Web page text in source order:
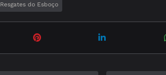
Resgates do Esboço